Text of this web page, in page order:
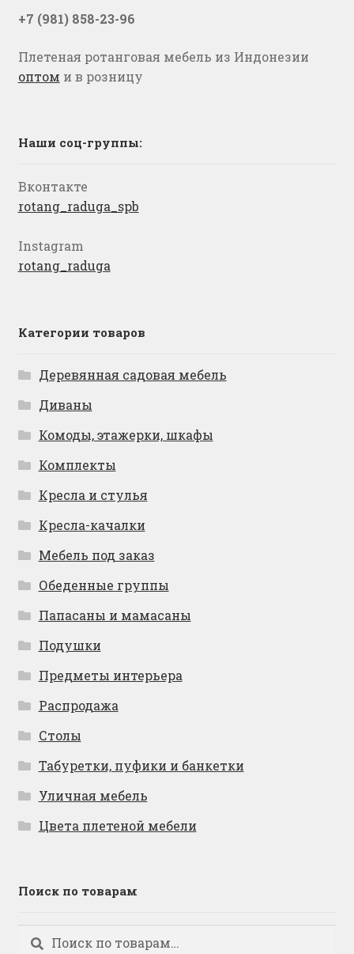
+7 (981) 858-23-96
Плетеная ротанговая мебель из Индонезии
оптом и в розницу
Наши соц-группы:
Вконтакте
rotang_raduga_spb
Instagram
rotang_raduga
Категории товаров
Деревянная садовая мебель
Диваны
Комоды, этажерки, шкафы
Комплекты
Кресла и стулья
Кресла-качалки
Мебель под заказ
Обеденные группы
Папасаны и мамасаны
Подушки
Предметы интерьера
Распродажа
Столы
Табуретки, пуфики и банкетки
Уличная мебель
Цвета плетеной мебели
Поиск по товарам
Искать:
Поиск